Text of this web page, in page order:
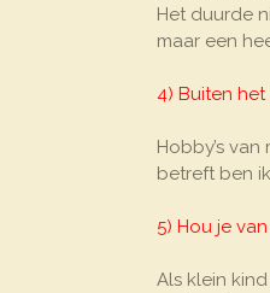
Het duurde
maar een
4) Buiten
Hobby’s
betreft ben
5) Hou je
Als klein